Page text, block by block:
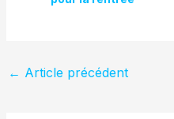
← Article précédent